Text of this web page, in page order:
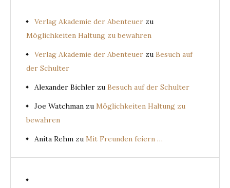
Verlag Akademie der Abenteuer zu
Möglichkeiten Haltung zu bewahren
Verlag Akademie der Abenteuer zu Besuch auf
der Schulter
Alexander Bichler zu Besuch auf der Schulter
Joe Watchman zu Möglichkeiten Haltung zu
bewahren
Anita Rehm zu Mit Freunden feiern …